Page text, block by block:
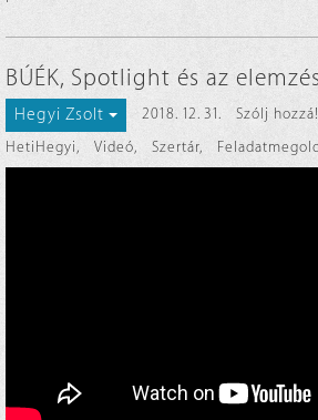
BÚÉK, Spotlight és az
Hegyi Zsolt 2018. 12. 31.
Szólj hozzá!
HetiHegyi , Videó, Szertár,